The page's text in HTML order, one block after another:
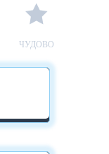
ЧУДОВО